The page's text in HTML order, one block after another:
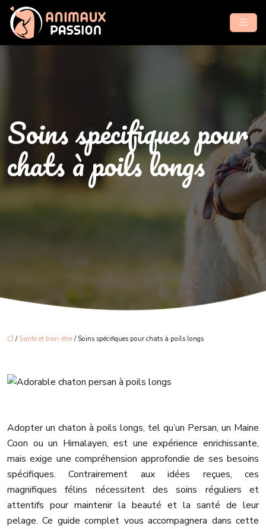
Soins spécifiques pour
chats à poils longs
/ Santé et bien-être / Soins spécifiques pour chats à poils longs
Adopter un chaton à poils longs, tel qu’un Persan, un Maine
Coon ou un Himalayen, est une expérience enrichissante,
mais exige une compréhension approfondie de ses besoins
spécifiques. Contrairement aux idées reçues, ces
magnifiques félins nécessitent des soins réguliers et
attentifs pour maintenir la beauté et la santé de leur
pelage. Ce guide complet vous accompagnera dans cette